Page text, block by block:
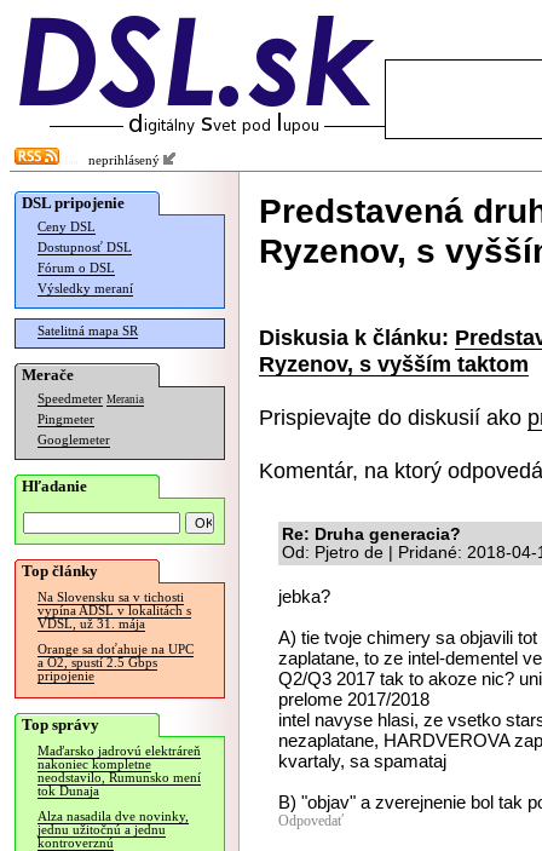
neprihlásený
DSL pripojenie
Ceny DSL
Dostupnosť DSL
Fórum o DSL
Výsledky meraní
Satelitná mapa SR
Merače
Speedmeter Merania
Pingmeter
Googlemeter
Hľadanie
Top články
Na Slovensku sa v tichosti
vypína ADSL v lokalitách s
VDSL, už 31. mája
Orange sa doťahuje na UPC
a O2, spustí 2.5 Gbps
pripojenie
Top správy
Maďarsko jadrovú elektráreň
nakoniec kompletne
neodstavilo, Rumunsko mení
tok Dunaja
Alza nasadila dve novinky,
jednu užitočnú a jednu
kontroverznú
Predstavená
Ryzenov, s
Diskusia k článku:
Ryzenov, s vyšším taktom
Prispievajte do diskusií ako
Komentár, na ktorý
Re: Druha generacia?
Od: Pjetro de | Pridané: 2018-
jebka?
A) tie tvoje chimery sa objavili
zaplatane, to ze intel-dementel
Q2/Q3 2017 tak to akoze nic?
prelome 2017/2018
intel navyse hlasi, ze vsetko
nezaplatane, HARDVEROVA
kvartaly, sa spamataj
B) "objav" a zverejnenie bol tak
Odpovedať